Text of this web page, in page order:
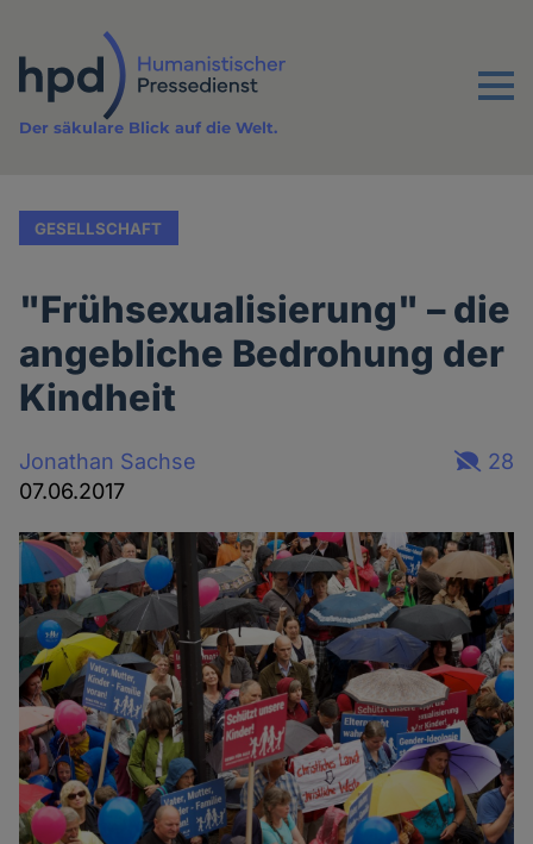
Inhalt
Menu
Der säkulare Blick auf die Welt.
GESELLSCHAFT
"Frühsexualisierung" – die
angebliche Bedrohung der
Kindheit
Jonathan Sachse
07.06.2017
28